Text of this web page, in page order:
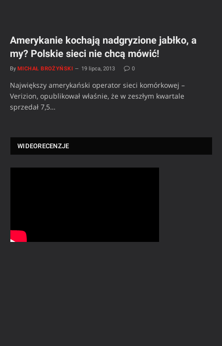
Amerykanie kochają nadgryzione jabłko, a
my? Polskie sieci nie chcą mówić!
By MICHAŁ BROŻYŃSKI 19 lipca, 2013 0
Największy amerykański operator sieci komórkowej –
Verizion, opublikował właśnie, że w zeszłym kwartale
sprzedał 7,5…
WIDEORECENZJE